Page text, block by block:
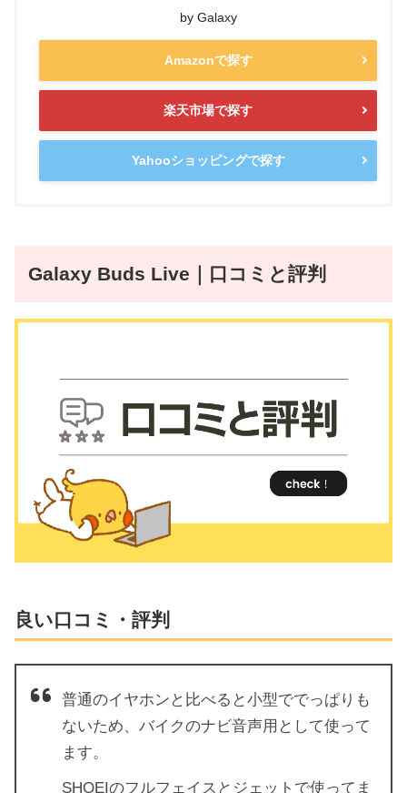
by Galaxy
Amazonで探す
楽天市場で探す
Yahooショッピングで探す
Galaxy Buds Live｜口コミと評判
良い口コミ・評判
普通のイヤホンと比べると小型ででっぱりも
ないため、バイクのナビ音声用として使って
ます。
SHOEIのフルフェイスとジェットで使ってま